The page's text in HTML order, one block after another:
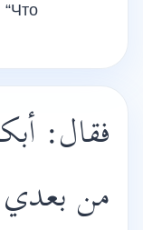
فقال:
من